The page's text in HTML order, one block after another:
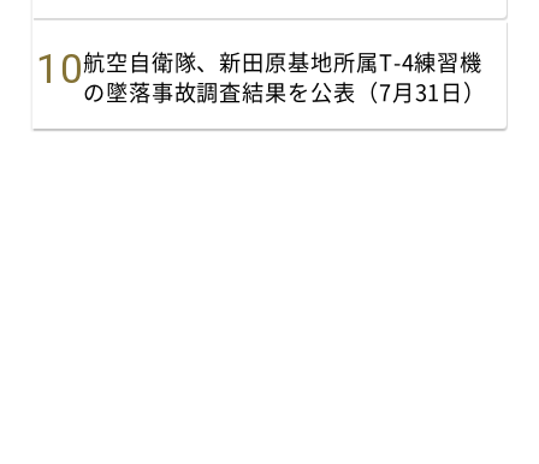
航空自衛隊、新田原基地所属T-4練習機
の墜落事故調査結果を公表（7月31日）